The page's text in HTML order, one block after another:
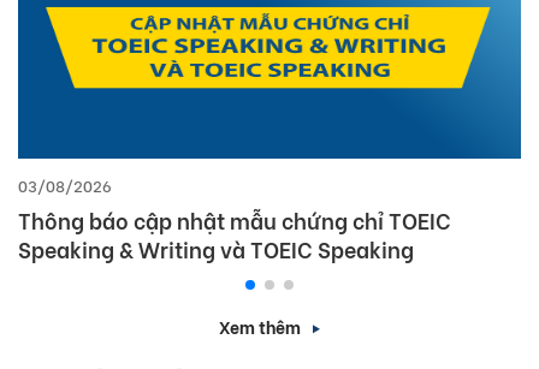
03/08/2026
Thông báo cập nhật mẫu chứng chỉ TOEIC
Speaking & Writing và TOEIC Speaking
Xem thêm